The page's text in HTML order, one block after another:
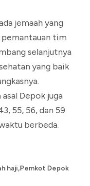
jemaah yang
pemantauan tim
selanjutnya
yang baik
Depok juga
55, 56, dan 59
berbeda.
haji,Pemkot Depok